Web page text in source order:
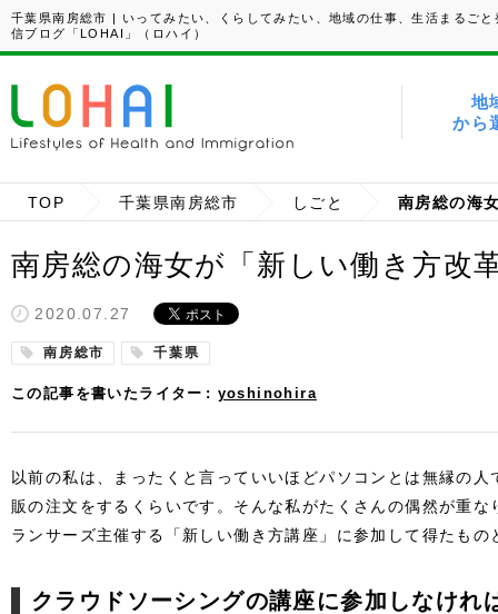
千葉県南房総市 | いってみたい、くらしてみたい、地域の仕事、生活まるごと
信ブログ「LOHAI」（ロハイ）
地
から
TOP 千葉県南房総市 しごと 南房総の海
南房総の海女が「新しい働き方改
2020.07.27
南房総市 千葉県
この記事を書いたライター yoshinohira
以前の私は、まったくと言っていいほどパソコンとは無縁の
販の注文をするくらいです。そんな私がたくさんの偶然が重
ランサーズ主催する「新しい働き方講座」に参加して得たもの
クラウドソーシングの講座に参加しなけれ